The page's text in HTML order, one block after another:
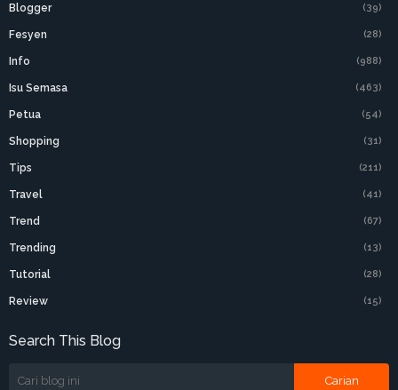
Blogger (39)
Fesyen (28)
Info (988)
Isu Semasa (463)
Petua (54)
Shopping (31)
Tips (211)
Travel (41)
Trend (67)
Trending (13)
Tutorial (28)
Review (15)
Search This Blog